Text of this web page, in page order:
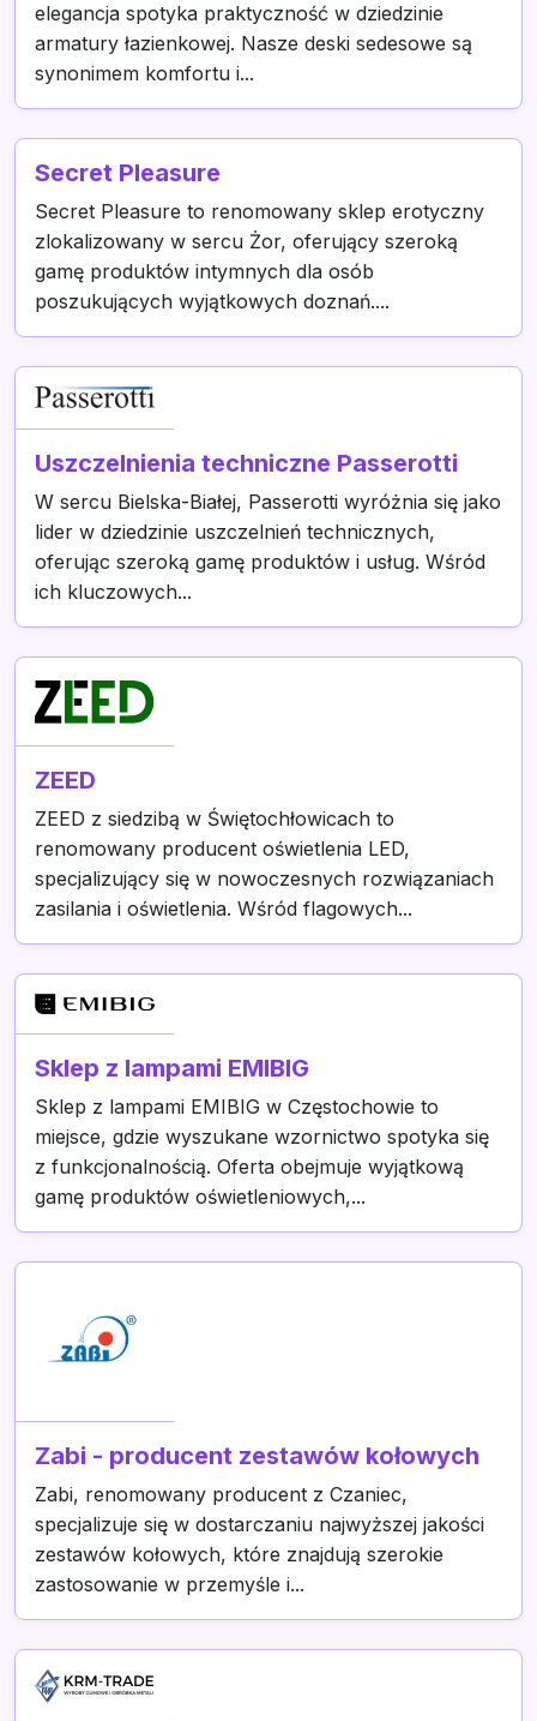
elegancja spotyka praktyczność w dziedzinie
armatury łazienkowej. Nasze deski sedesowe są
synonimem komfortu i...
Secret Pleasure
Secret Pleasure to renomowany sklep erotyczny
zlokalizowany w sercu Żor, oferujący szeroką
gamę produktów intymnych dla osób
poszukujących wyjątkowych doznań....
Uszczelnienia techniczne Passerotti
W sercu Bielska-Białej, Passerotti wyróżnia się jako
lider w dziedzinie uszczelnień technicznych,
oferując szeroką gamę produktów i usług. Wśród
ich kluczowych...
ZEED
ZEED z siedzibą w Świętochłowicach to
renomowany producent oświetlenia LED,
specjalizujący się w nowoczesnych rozwiązaniach
zasilania i oświetlenia. Wśród flagowych...
Sklep z lampami EMIBIG
Sklep z lampami EMIBIG w Częstochowie to
miejsce, gdzie wyszukane wzornictwo spotyka się
z funkcjonalnością. Oferta obejmuje wyjątkową
gamę produktów oświetleniowych,...
Zabi - producent zestawów kołowych
Zabi, renomowany producent z Czaniec,
specjalizuje się w dostarczaniu najwyższej jakości
zestawów kołowych, które znajdują szerokie
zastosowanie w przemyśle i...